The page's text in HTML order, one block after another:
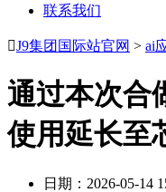
联系我们
J9集团国际站官网 > ai
通过本次合
使用延长至
日期：2026-05-14